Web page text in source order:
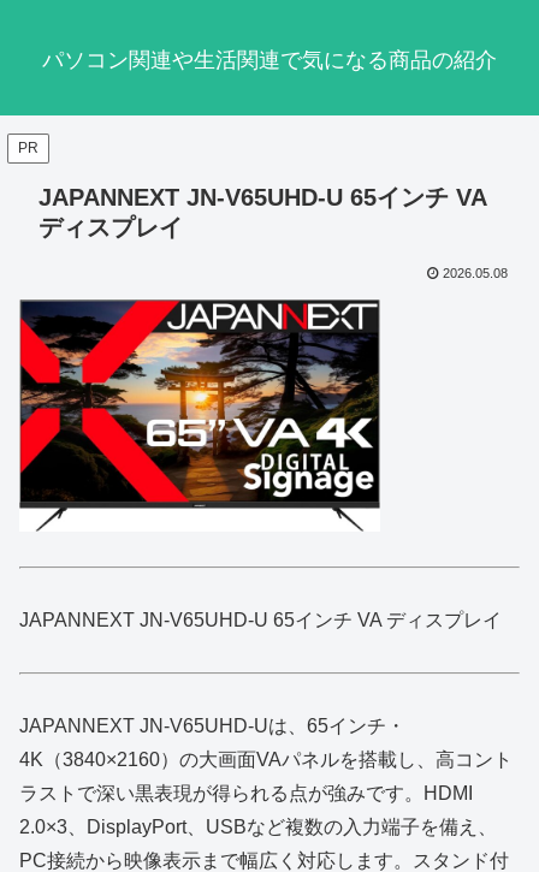
パソコン関連や生活関連で気になる商品の紹介
PR
JAPANNEXT JN-V65UHD-U 65インチ VA
ディスプレイ
2026.05.08
JAPANNEXT JN-V65UHD-U 65インチ VA ディスプレイ
JAPANNEXT JN‑V65UHD‑Uは、65インチ・
4K（3840×2160）の大画面VAパネルを搭載し、高コント
ラストで深い黒表現が得られる点が強みです。HDMI
2.0×3、DisplayPort、USBなど複数の入力端子を備え、
PC接続から映像表示まで幅広く対応します。スタンド付